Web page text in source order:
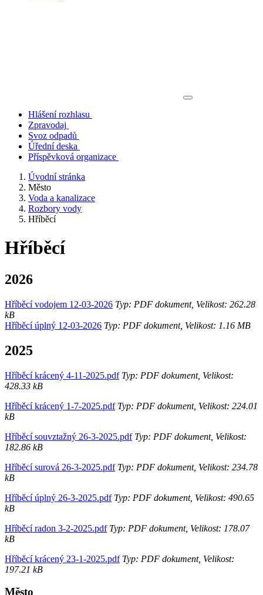
Hlášení rozhlasu
Zpravodaj
Svoz odpadů
Úřední deska
Příspěvková organizace
Úvodní stránka
Město
Voda a kanalizace
Rozbory vody
Hříběcí
Hříběcí
2026
Hříběcí vodojem 12-03-2026 Typ: PDF dokument, Velikost: 262.28
kB
Hříběcí úplný 12-03-2026 Typ: PDF dokument, Velikost: 1.16 MB
2025
Hříběcí krácený 4-11-2025.pdfTyp: PDF dokument, Velikost:
428.33 kB
Hříběcí krácený 1-7-2025.pdfTyp: PDF dokument, Velikost: 224.01
kB
Hříběcí souvztažný 26-3-2025.pdfTyp: PDF dokument, Velikost:
182.86 kB
Hříběcí surová 26-3-2025.pdfTyp: PDF dokument, Velikost: 234.78
kB
Hříběcí úplný 26-3-2025.pdfTyp: PDF dokument, Velikost: 490.65
kB
Hříběcí radon 3-2-2025.pdfTyp: PDF dokument, Velikost: 178.07
kB
Hříběcí krácený 23-1-2025.pdfTyp: PDF dokument, Velikost:
197.21 kB
Město